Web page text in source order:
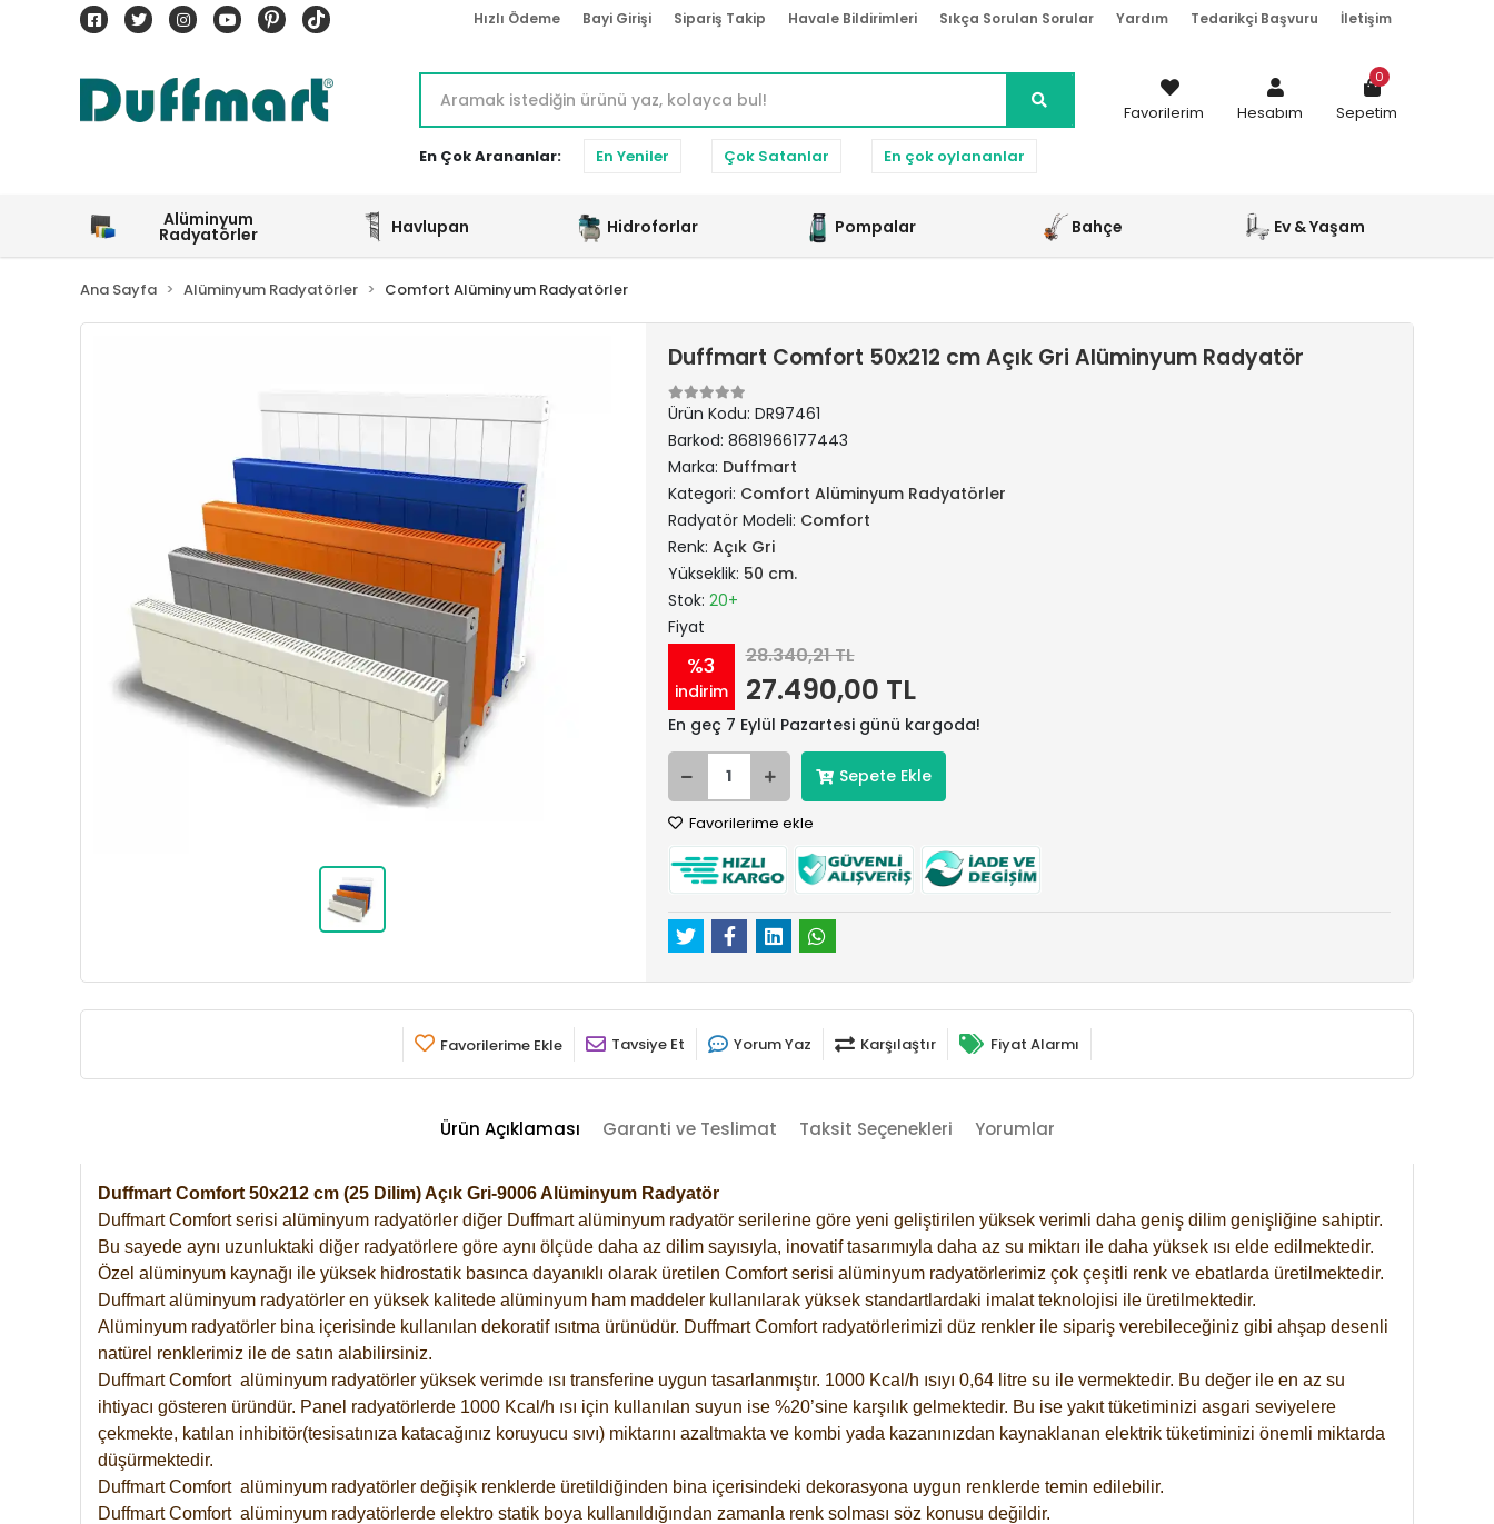
Hızlı Ödeme Bayi Girişi Sipariş Takip Havale Bildirimleri Sıkça Sorulan Sorular Yardım Tedarikçi Başvuru İletişim
En Çok Arananlar: En Yeniler Çok Satanlar En çok oylananlar
Favorilerim Hesabım Sepetim
0
Alüminyum
Radyatörler Havlupan Hidroforlar Pompalar Bahçe Ev & Yaşam
Ana Sayfa Alüminyum Radyatörler Comfort Alüminyum Radyatörler
Duffmart Comfort 50x212 cm Açık Gri Alüminyum Radyatör
Ürün Kodu: DR97461
Barkod: 8681966177443
Marka: Duffmart
Kategori: Comfort Alüminyum Radyatörler
Radyatör Modeli: Comfort
Renk: Açık Gri
Yükseklik: 50 cm.
Stok: 20+
Fiyat
%3
indirim
28.340,21 TL
27.490,00 TL
En geç 7 Eylül Pazartesi günü kargoda!
Sepete Ekle
Favorilerime ekle
Favorilerime Ekle Tavsiye Et Yorum Yaz Karşılaştır Fiyat Alarmı
Ürün Açıklaması Garanti ve Teslimat Taksit Seçenekleri Yorumlar
Duffmart Comfort 50x212 cm (25 Dilim) Açık Gri-9006 Alüminyum Radyatör
Duffmart Comfort serisi alüminyum radyatörler diğer Duffmart alüminyum radyatör serilerine göre yeni geliştirilen yüksek verimli daha geniş dilim genişliğine sahiptir.
Bu sayede aynı uzunluktaki diğer radyatörlere göre aynı ölçüde daha az dilim sayısıyla, inovatif tasarımıyla daha az su miktarı ile daha yüksek ısı elde edilmektedir.
Özel alüminyum kaynağı ile yüksek hidrostatik basınca dayanıklı olarak üretilen Comfort serisi alüminyum radyatörlerimiz çok çeşitli renk ve ebatlarda üretilmektedir.
Duffmart alüminyum radyatörler en yüksek kalitede alüminyum ham maddeler kullanılarak yüksek standartlardaki imalat teknolojisi ile üretilmektedir.
Alüminyum radyatörler bina içerisinde kullanılan dekoratif ısıtma ürünüdür. Duffmart Comfort radyatörlerimizi düz renkler ile sipariş verebileceğiniz gibi ahşap desenli
natürel renklerimiz ile de satın alabilirsiniz.
Duffmart Comfort alüminyum radyatörler yüksek verimde ısı transferine uygun tasarlanmıştır. 1000 Kcal/h ısıyı 0,64 litre su ile vermektedir. Bu değer ile en az su
ihtiyacı gösteren üründür. Panel radyatörlerde 1000 Kcal/h ısı için kullanılan suyun ise %20’sine karşılık gelmektedir. Bu ise yakıt tüketiminizi asgari seviyelere
çekmekte, katılan inhibitör(tesisatınıza katacağınız koruyucu sıvı) miktarını azaltmakta ve kombi yada kazanınızdan kaynaklanan elektrik tüketiminizi önemli miktarda
düşürmektedir.
Duffmart Comfort alüminyum radyatörler değişik renklerde üretildiğinden bina içerisindeki dekorasyona uygun renklerde temin edilebilir.
DuffmartComfort alüminyum radyatörlerde elektro statik boya kullanıldığından zamanla renk solması söz konusu değildir.